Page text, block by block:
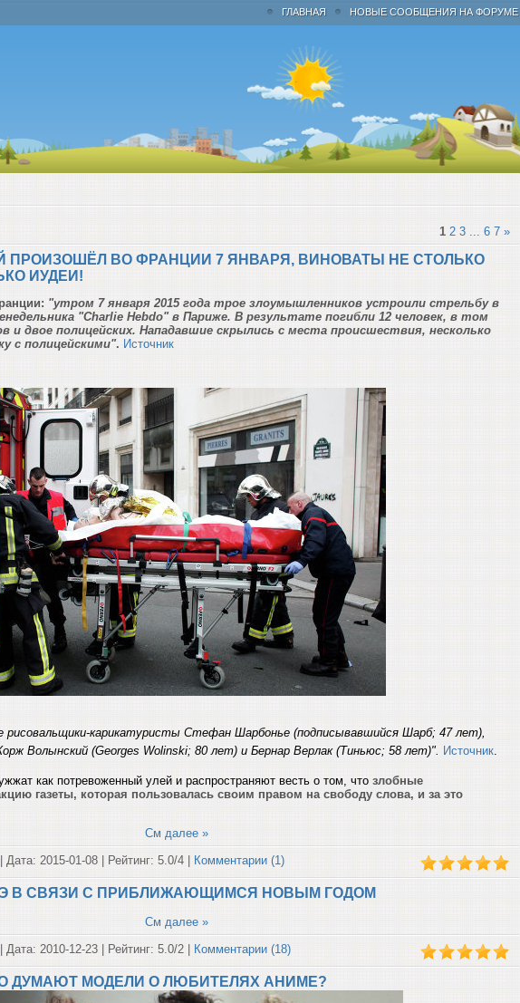
НОВЫЕ СООБЩЕНИЯ НА ФОРУМЕ
ГЛАВНАЯ
1 2 3 6 7 »
ПРОИЗОШЁЛ ВО ФРАНЦИИ 7 ЯНВАРЯ, ВИНОВАТЫ НЕ СТОЛЬКО
ИУДЕИ!
"утром 7 января 2015 года трое злоумышленников устроили стрельбу в
"Charlie Hebdo" в Париже. В результате погибли 12 человек, в том
и двое полицейских. Нападавшие скрылись с места происшествия, несколько
с полицейскими". Источник
рисовальщики-карикатуристы Стефан Шарбонье (подписывавшийся Шарб; 47 лет),
Волынский (Georges Wolinski; 80 лет) и Бернар Верлак (Тиньюс; 58 лет)". Источник
как потревоженный улей и распространяют весть о том, чтозлобные
газеты, которая пользовалась своим правом на свободу слова, и за это
См далее »
Дата: 2015-01-08 | Рейтинг: 5.0/4 | Комментарии (1)
В СВЯЗИ С ПРИБЛИЖАЮЩИМСЯ НОВЫМ ГОДОМ
См далее »
Дата: 2010-12-23 | Рейтинг: 5.0/2 | Комментарии (18)
ДУМАЮТ МОДЕЛИ О ЛЮБИТЕЛЯХ АНИМЕ?